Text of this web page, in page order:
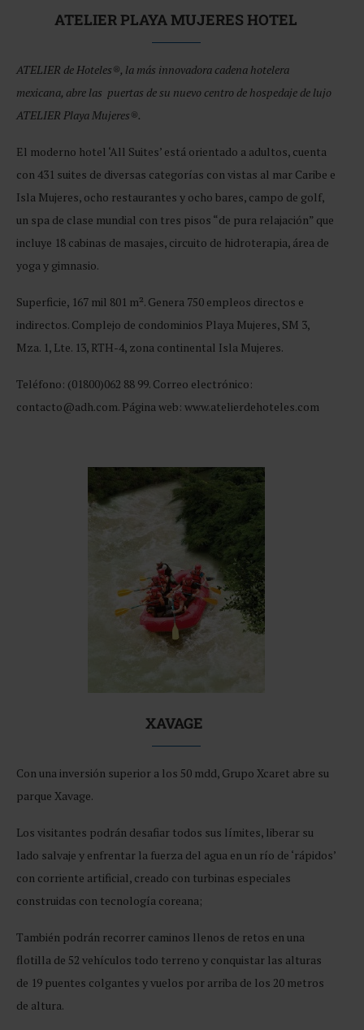
ATELIER PLAYA MUJERES HOTEL
ATELIER de Hoteles®, la más innovadora cadena hotelera
mexicana, abre las puertas de su nuevo centro de hospedaje de lujo
ATELIER Playa Mujeres®.
El moderno hotel ‘All Suites’ está orientado a adultos, cuenta
con 431 suites de diversas categorías con vistas al mar Caribe e
Isla Mujeres, ocho restaurantes y ocho bares, campo de golf,
un spa de clase mundial con tres pisos “de pura relajación” que
incluye 18 cabinas de masajes, circuito de hidroterapia, área de
yoga y gimnasio.
Superficie, 167 mil 801 m². Genera 750 empleos directos e
indirectos. Complejo de condominios Playa Mujeres, SM 3,
Mza. 1, Lte. 13, RTH-4, zona continental Isla Mujeres.
Teléfono: (01800)062 88 99. Correo electrónico:
contacto@adh.com. Página web: www.atelierdehoteles.com
XAVAGE
Con una inversión superior a los 50 mdd, Grupo Xcaret abre su
parque Xavage.
Los visitantes podrán desafiar todos sus límites, liberar su
lado salvaje y enfrentar la fuerza del agua en un río de ‘rápidos’
con corriente artificial, creado con turbinas especiales
construidas con tecnología coreana;
También podrán recorrer caminos llenos de retos en una
flotilla de 52 vehículos todo terreno y conquistar las alturas
de 19 puentes colgantes y vuelos por arriba de los 20 metros
de altura.